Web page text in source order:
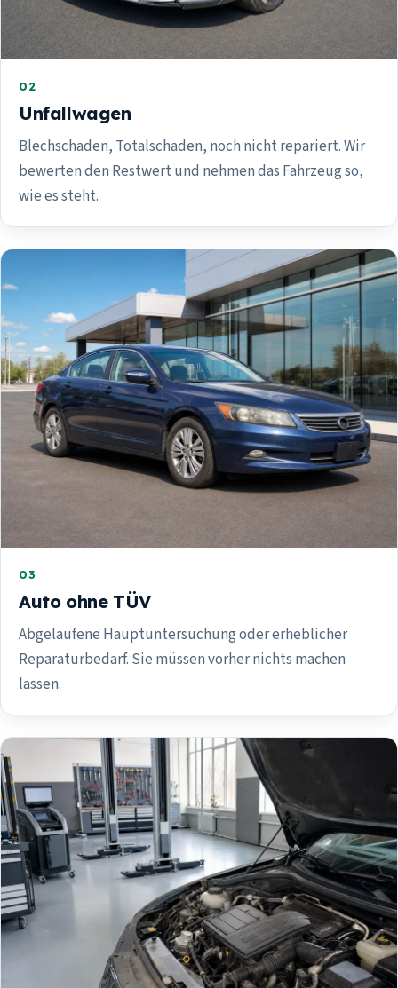
02
Unfallwagen
Blechschaden, Totalschaden, noch nicht repariert. Wir
bewerten den Restwert und nehmen das Fahrzeug so,
wie es steht.
03
Auto ohne TÜV
Abgelaufene Hauptuntersuchung oder erheblicher
Reparaturbedarf. Sie müssen vorher nichts machen
lassen.